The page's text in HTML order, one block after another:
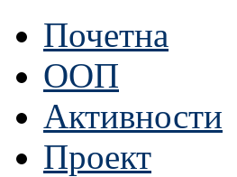
Почетна
ООП
Активности
Проект